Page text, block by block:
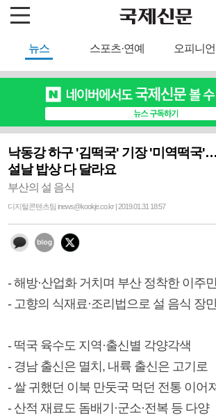
뉴스 스포츠·연예 오피니언
낙동강 하구 '김떡국' 기장 '미역떡국
설날 밥상 다 달라요
부산의 설 음식
디지털콘텐츠팀 inews@kookje.co.kr | 2019.01.31 18:57
- 해방·산업화 거치며 부산 정착한 이주민
- 고향의 식재료·조리법으로 설 음식 장
- 떡국 육수도 지역·출신별 각양각색
- 경남 출신은 멸치, 내륙 출신은 고기로
- 쌀 귀했던 이북 만둣국 먹던 전통 이어
- 산적 재료도 돔배기·군소·전복 등 다양